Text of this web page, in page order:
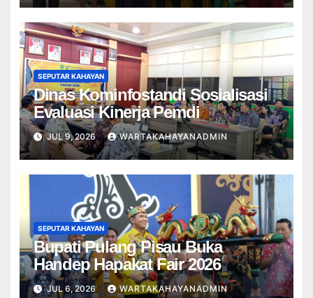
SEPUTAR KAHAYAN
Dinas Kominfostandi Sosialisasi
Evaluasi Kinerja Pemdi
JUL 9, 2026 WARTAKAHAYANADMIN
SEPUTAR KAHAYAN
Bupati Pulang Pisau Buka
Handep Hapakat Fair 2026
JUL 6, 2026 WARTAKAHAYANADMIN